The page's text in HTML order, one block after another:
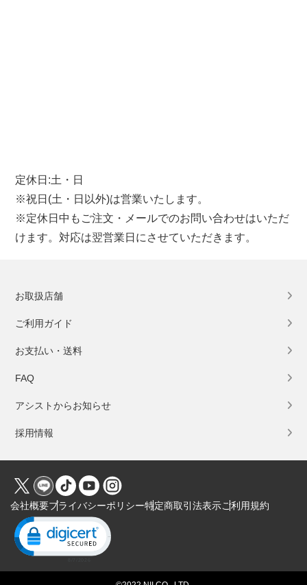
定休日:土・日
※祝日(土・日以外)は営業いたします。
※定休日中もご注文・メールでのお問い合わせはいただ
けます。対応は翌営業日にさせていただきます。
お取扱店舗
ご利用ガイド
お支払い・送料
FAQ
アシストからお知らせ
採用情報
会社概要プライバシーポリシー特定商取引法表示ご利用規約
Click to open certificate verification popup